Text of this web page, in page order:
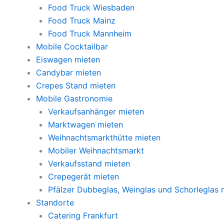
Food Truck Wiesbaden
Food Truck Mainz
Food Truck Mannheim
Mobile Cocktailbar
Eiswagen mieten
Candybar mieten
Crepes Stand mieten
Mobile Gastronomie
Verkaufsanhänger mieten
Marktwagen mieten
Weihnachtsmarkthütte mieten
Mobiler Weihnachtsmarkt
Verkaufsstand mieten
Crepegerät mieten
Pfälzer Dubbeglas, Weinglas und Schorleglas
Standorte
Catering Frankfurt